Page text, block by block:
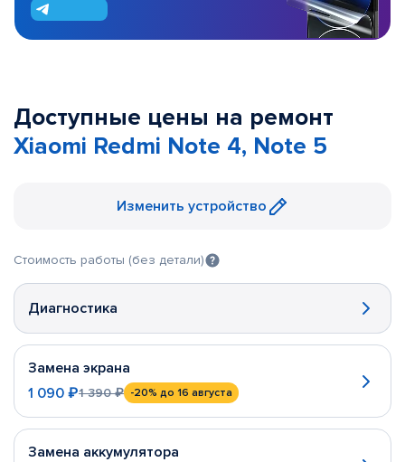
Доступные цены на ремонт
Xiaomi Redmi Note 4, Note 5
Изменить устройство
Стоимость работы (без детали)
Диагностика
Замена экрана
1 090 ₽1 390 ₽ -20% до 16 августа
Замена аккумулятора